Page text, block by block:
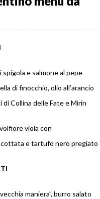
spigola e salmone al pepe
di finocchio, olio all’arancio
di Collina delle Fate e Mirin
viola con
e tartufo nero pregiato
maniera”, burro salato